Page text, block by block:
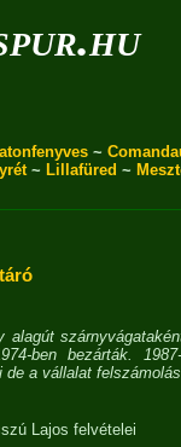
~
~ Lillafüred ~
alagút
ben bezárták.
a vállalat
Lajos felvételei